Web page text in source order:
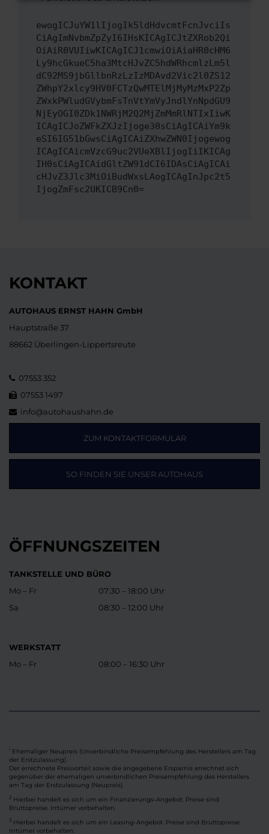
ewogICJuYW1lIjogIk5ldHdvcmtFcnJvciIs
CiAgImNvbmZpZyI6IHsKICAgICJtZXRob2Qi
OiAiR0VUIiwKICAgICJ1cmwiOiAiaHR0cHM6
Ly9hcGkueC5ha3MtcHJvZC5hdWRhcmlzLm5l
dC92MS9jbGllbnRzLzIzMDAvd2Vic2l0ZS12
ZWhpY2xlcy9HV0FCTzQwMTElMjMyMzMxP2Zp
ZWxkPWludGVybmFsTnVtYmVyJndlYnNpdGU9
NjEyOGI0ZDk1NWRjM2Q2MjZmMmRlNTIxIiwK
ICAgICJoZWFkZXJzIjoge30sCiAgICAiYm9k
eSI6IG51bGwsCiAgICAiZXhwZWN0Ijogewog
ICAgICAicmVzcG9uc2VUeXBlIjogIiIKICAg
IH0sCiAgICAidGltZW91dCI6IDAsCiAgICAi
cHJvZ3Jlc3MiOiBudWxsLAogICAgInJpc2t5
IjogZmFsc2UKICB9Cn0=
KONTAKT
AUTOHAUS ERNST HAHN GmbH
Hauptstraße 37
88662 Überlingen-Lippertsreute
07553 352
07553 1497
info@autohaushahn.de
ZUM KONTAKTFORMULAR
SO FINDEN SIE UNSER AUTOHAUS
ÖFFNUNGSZEITEN
TANKSTELLE UND BÜRO
Mo – Fr
Sa
07:30 – 18:00 Uhr
08:30 – 12:00 Uhr
WERKSTATT
Mo – Fr
08:00 – 16:30 Uhr
Ehemaliger Neupreis (Unverbindliche Preisempfehlung des Herstellers am Tag
der Erstzulassung).
Der errechnete Preisvorteil sowie die angegebene Ersparnis errechnet sich
gegenüber der ehemaligen unverbindlichen Preisempfehlung des Herstellers
am Tag der Erstzulassung (Neupreis).
2 Hierbei handelt es sich um ein Finanzierungs-Angebot. Preise sind
Bruttopreise. Irrtümer vorbehalten.
3 Hierbei handelt es sich um ein Leasing-Angebot. Preise sind Bruttopreise.
Irrtümer vorbehalten.